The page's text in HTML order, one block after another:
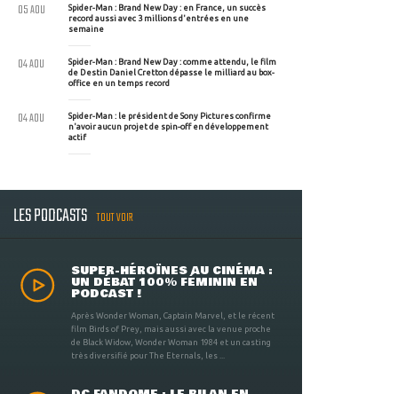
Spider-Man : Brand New Day : en France, un succès
record aussi avec 3 millions d'entrées en une
semaine
05 AOU
Spider-Man : Brand New Day : comme attendu, le film
de Destin Daniel Cretton dépasse le milliard au box-
office en un temps record
04 AOU
Spider-Man : le président de Sony Pictures confirme
n'avoir aucun projet de spin-off en développement
actif
04 AOU
LES PODCASTS TOUT VOIR
SUPER-HÉROÏNES AU CINÉMA :
UN DÉBAT 100% FÉMININ EN
PODCAST !
Après Wonder Woman, Captain Marvel, et le récent
film Birds of Prey, mais aussi avec la venue proche
de Black Widow, Wonder Woman 1984 et un casting
très diversifié pour The Eternals, les ...